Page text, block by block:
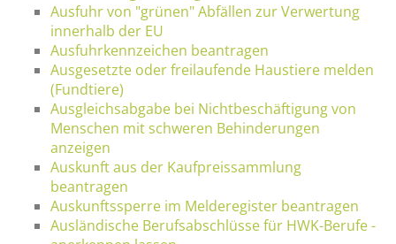
Ausfuhr von "grünen" Abfällen zur Verwertung
innerhalb der EU
Ausfuhrkennzeichen beantragen
Ausgesetzte oder freilaufende Haustiere melden
(Fundtiere)
Ausgleichsabgabe bei Nichtbeschäftigung von
Menschen mit schweren Behinderungen
anzeigen
Auskunft aus der Kaufpreissammlung
beantragen
Auskunftssperre im Melderegister beantragen
Ausländische Berufsabschlüsse für HWK-Berufe -